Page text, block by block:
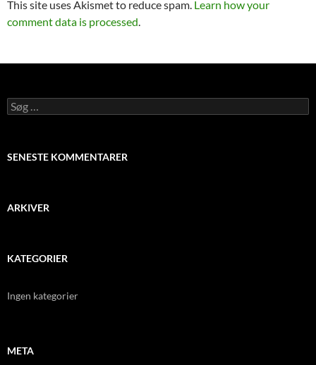
This site uses Akismet to reduce spam. Learn how your
comment data is processed.
Søg
efter:
SENESTE KOMMENTARER
ARKIVER
KATEGORIER
Ingen kategorier
META